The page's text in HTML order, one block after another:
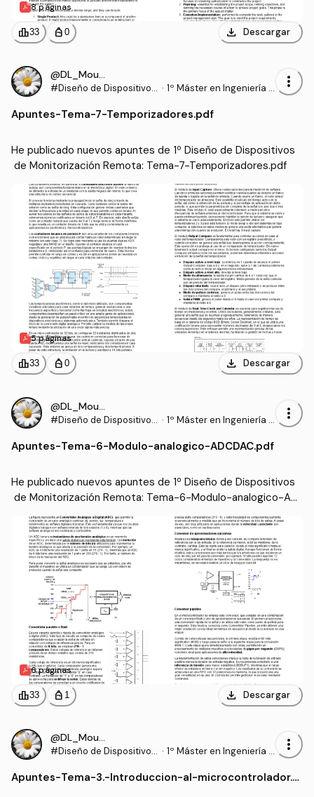
8 páginas
leaderboard33 personal_bag 0 download Descargar
@DL_Moura
#Diseño de Dispositivos
ta
· 1º Máster en Ingeniería B
more_vert
Apuntes-Tema-7-Temporizadores.pdf
He publicado nuevos apuntes de 1º Diseño de Dispositivos
de Monitorización Remota: Tema-7-Temporizadores.pdf
5 páginas
leaderboard33 personal_bag 0 download Descargar
@DL_Moura
#Diseño de Dispositivos
ta
· 1º Máster en Ingeniería B
more_vert
Apuntes-Tema-6-Modulo-analogico-ADCDAC.pdf
He publicado nuevos apuntes de 1º Diseño de Dispositivos
de Monitorización Remota: Tema-6-Modulo-analogico-AD
CDAC.pdf
6 páginas
leaderboard33 personal_bag 1 download Descargar
@DL_Moura
#Diseño de Dispositivos
ta
· 1º Máster en Ingeniería B
more_vert
Apuntes-Tema-3.-Introduccion-al-microcontrolador.p